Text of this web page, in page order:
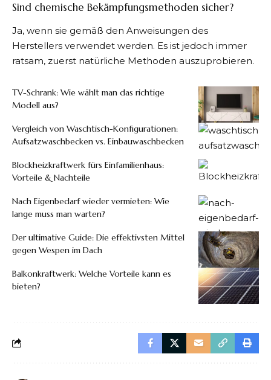
Sind chemische Bekämpfungsmethoden sicher?
Ja, wenn sie gemäß den Anweisungen des
Herstellers verwendet werden. Es ist jedoch immer
ratsam, zuerst natürliche Methoden auszuprobieren.
TV-Schrank: Wie wählt man das richtige
Modell aus?
Vergleich von Waschtisch-Konfigurationen:
Aufsatzwaschbecken vs. Einbauwaschbecken
Blockheizkraftwerk fürs Einfamilienhaus:
Vorteile & Nachteile
Nach Eigenbedarf wieder vermieten: Wie
lange muss man warten?
Der ultimative Guide: Die effektivsten Mittel
gegen Wespen im Dach
Balkonkraftwerk: Welche Vorteile kann es
bieten?